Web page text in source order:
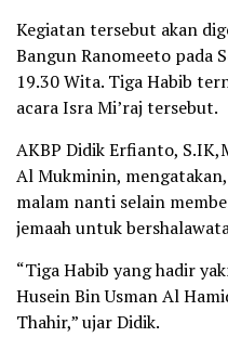
Kegiatan tersebut akan
Bangun Ranomeeto pada
19.30 Wita. Tiga Habib
acara Isra Mi’raj tersebut.
AKBP Didik Erfianto,
Al Mukminin,
malam nanti selain
jemaah untuk
“Tiga Habib yang hadir
Husein Bin Usman Al
Thahir,” ujar Didik.